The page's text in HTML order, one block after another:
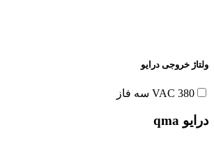
ولتاژ خروجی درایو
380 VAC سه فاز
درایو qma